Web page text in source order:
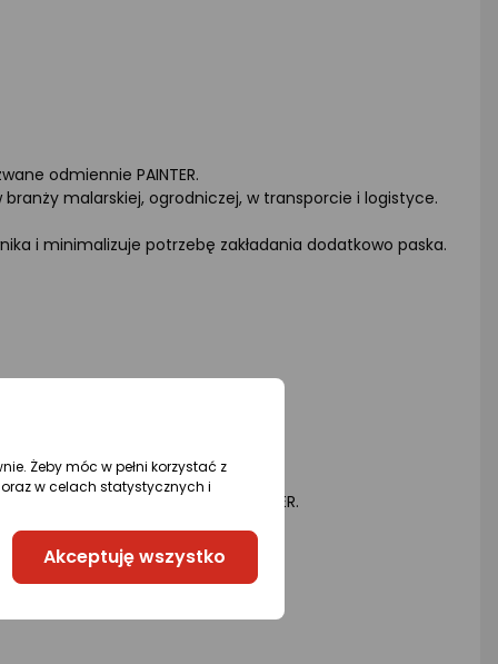
odmiennie PAINTER.
malarskiej, ogrodniczej, w transporcie i logistyce.
i minimalizuje potrzebę zakładania dodatkowo paska.
do pracy.
spodniami STINGER i PAINTER.
Żeby móc w pełni korzystać z
w celach statystycznych i
Akceptuję wszystko